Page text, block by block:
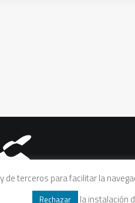
Aviso legal|Política de
de terceros para facilitar la
Rechazar la instalación